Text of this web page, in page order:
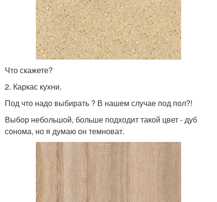
Что скажете?
2. Каркас кухни.
Под что надо выбирать ? В нашем случае под пол?!
Выбор небольшой, больше подходит такой цвет - дуб
сонома, но я думаю он темноват.